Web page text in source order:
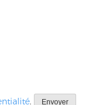
. Envoyer